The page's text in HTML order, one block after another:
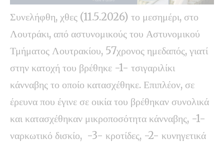
Συνελήφθη, χθες (11.5.2026) το μεσημέρι, στο
Λουτράκι, από αστυνομικούς του Αστυνομικού
Τμήματος Λουτρακίου, 57χρονος ημεδαπός, γιατί
στην κατοχή του βρέθηκε -1- τσιγαριλίκι
κάνναβης το οποίο κατασχέθηκε. Επιπλέον, σε
έρευνα που έγινε σε οικία του βρέθηκαν συνολικά
και κατασχέθηκαν μικροποσότητα κάνναβης, -1-
ναρκωτικό δισκίο, -3- κροτίδες, -2- κυνηγετικά